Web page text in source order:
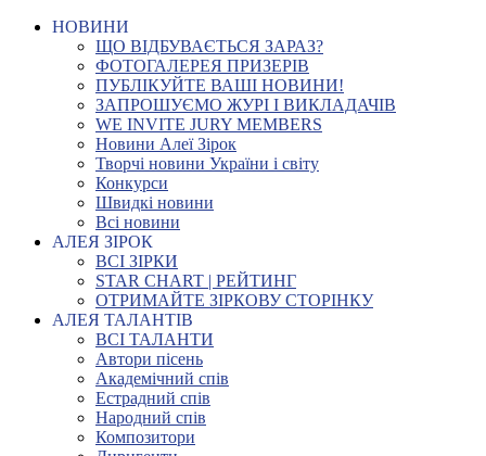
НОВИНИ
ЩО ВІДБУВАЄТЬСЯ ЗАРАЗ?
ФОТОГАЛЕРЕЯ ПРИЗЕРІВ
ПУБЛІКУЙТЕ ВАШІ НОВИНИ!
ЗАПРОШУЄМО ЖУРІ І ВИКЛАДАЧІВ
WE INVITE JURY MEMBERS
Новини Алеї Зірок
Творчі новини України і світу
Конкурси
Швидкі новини
Всі новини
АЛЕЯ ЗІРОК
ВСІ ЗІРКИ
STAR CHART | РЕЙТИНГ
ОТРИМАЙТЕ ЗІРКОВУ СТОРІНКУ
АЛЕЯ ТАЛАНТІВ
ВСІ ТАЛАНТИ
Автори пісень
Академічний спів
Естрадний спів
Народний спів
Композитори